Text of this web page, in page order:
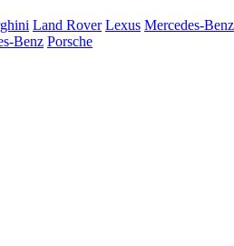
Land Rover Lexus Mercedes-Benz
Benz Porsche